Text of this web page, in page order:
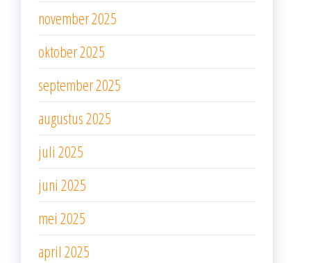
november 2025
oktober 2025
september 2025
augustus 2025
juli 2025
juni 2025
mei 2025
april 2025